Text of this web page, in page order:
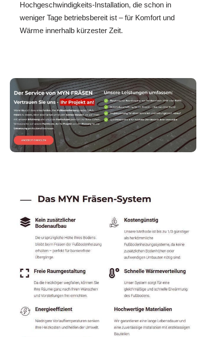
Hochgeschwindigkeits-Installation, die schon in
weniger Tage betriebsbereit ist – für Komfort und
Wärme innerhalb kürzester Zeit.